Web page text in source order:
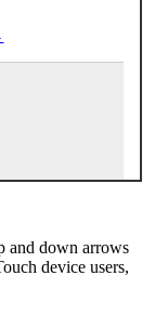
and down arrows
device users,